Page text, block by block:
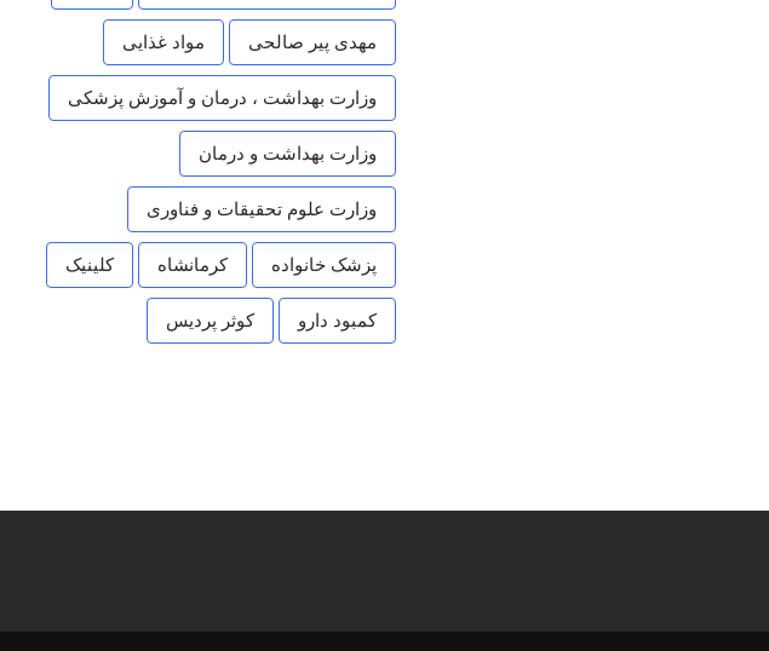
مهدی پیر صالحی مواد غذایی
وزارت بهداشت ، درمان و آموزش پزشکی
وزارت بهداشت و درمان
وزارت علوم تحقیقات و فناوری
پزشک خانواده کرمانشاه کلینیک
کمبود دارو کوثر پردیس